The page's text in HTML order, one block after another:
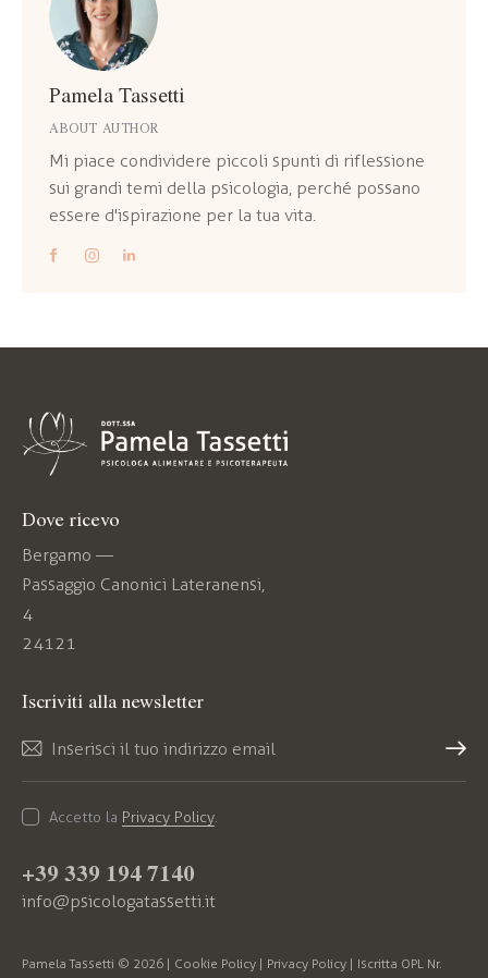
Pamela Tassetti
ABOUT AUTHOR
Mi piace condividere piccoli spunti di riflessione
sui grandi temi della psicologia, perché possano
essere d'ispirazione per la tua vita.
Dove ricevo
Bergamo —
Passaggio Canonici Lateranensi,
4
24121
Iscriviti alla newsletter
Iscriv
Accetto la Privacy Policy.
+39 339 194 7140
info@psicologatassetti.it
Pamela Tassetti © 2026 | Cookie Policy Privacy Policy | Iscritta OPL Nr.